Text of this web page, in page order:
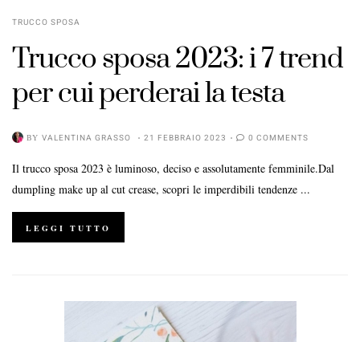
TRUCCO SPOSA
Trucco sposa 2023: i 7 trend
per cui perderai la testa
BY VALENTINA GRASSO 21 FEBBRAIO 2023 0 COMMENTS
Il trucco sposa 2023 è luminoso, deciso e assolutamente femminile.Dal
dumpling make up al cut crease, scopri le imperdibili tendenze ...
LEGGI TUTTO